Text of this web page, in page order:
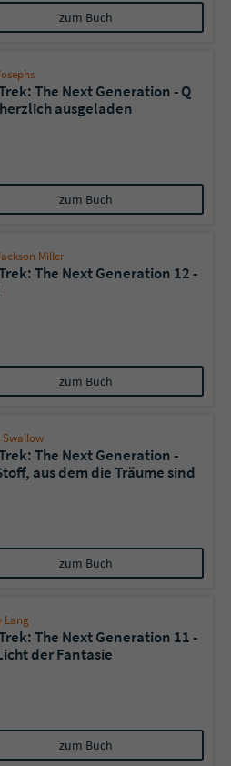
zum Buch
The Next Generation - Q
ausgeladen
zum Buch
Miller
The Next Generation 12 -
zum Buch
Swallow
The Next Generation -
aus dem die Träume sind
zum Buch
Lang
The Next Generation 11 -
der Fantasie
zum Buch